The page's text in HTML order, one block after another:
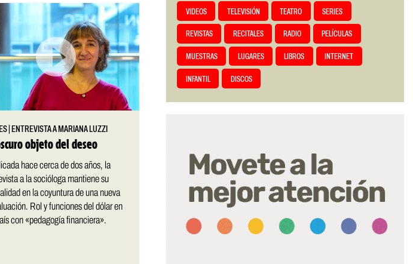
| ENTREVISTA A MARIANA LUZZI
objeto del deseo
hace cerca de dos años, la
a la socióloga mantiene su
en la coyuntura de una nueva
Rol y funciones del dólar en
con «pedagogía financiera».
VIDEOS TELEVISIÓN TEATRO SERIES
REVISTAS RECITALES RADIO PELÍCULAS
MUESTRAS LUGARES LIBROS INTERNET
INFANTIL DISCOS